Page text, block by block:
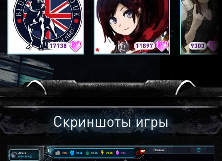
17138 11897 9303
Скриншоты игры